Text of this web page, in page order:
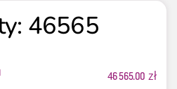
46565
46 565.00 zł